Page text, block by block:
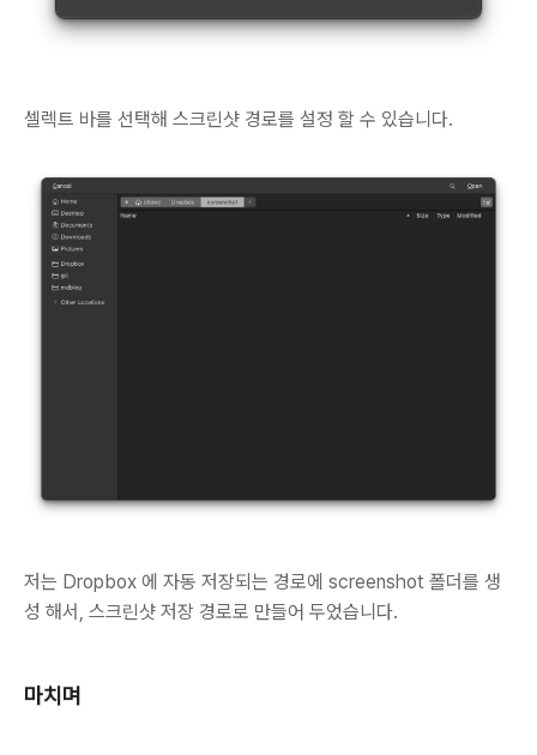
셀렉트 바를 선택해 스크린샷 경로를 설정 할 수 있습니다.
저는 Dropbox 에 자동 저장되는 경로에 screenshot 폴더를 생
성 해서, 스크린샷 저장 경로로 만들어 두었습니다.
마치며